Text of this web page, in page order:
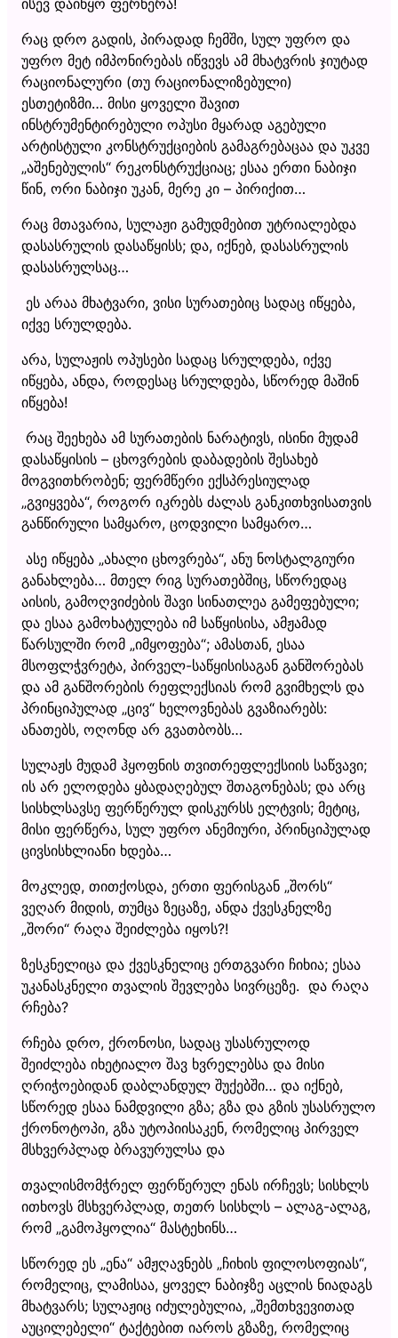
რაც დრო გადის, პირადად ჩემში, სულ უფრო და
უფრო მეტ იმპონირებას იწვევს ამ მხატვრის ჯიუტად
რაციონალური (თუ რაციონალიზებული)
ესთეტიზმი… მისი ყოველი შავით
ინსტრუმენტირებული ოპუსი მყარად აგებული
არტისტული კონსტრუქციების გამაგრებაცაა და უკვე
„აშენებულის“ რეკონსტრუქციაც; ესაა ერთი ნაბიჯი
წინ, ორი ნაბიჯი უკან, მერე კი – პირიქით…
რაც მთავარია, სულაჟი გამუდმებით უტრიალებდა
დასასრულის დასაწყისს; და, იქნებ, დასასრულის
დასასრულსაც…
ეს არაა მხატვარი, ვისი სურათებიც სადაც იწყება,
იქვე სრულდება.
არა, სულაჟის ოპუსები სადაც სრულდება, იქვე
იწყება, ანდა, როდესაც სრულდება, სწორედ მაშინ
იწყება!
რაც შეეხება ამ სურათების ნარატივს, ისინი მუდამ
დასაწყისის – ცხოვრების დაბადების შესახებ
მოგვითხრობენ; ფერმწერი ექსპრესიულად
„გვიყვება“, როგორ იკრებს ძალას განკითხვისათვის
განწირული სამყარო, ცოდვილი სამყარო…
ასე იწყება „ახალი ცხოვრება“, ანუ ნოსტალგიური
განახლება… მთელ რიგ სურათებშიც, სწორედაც
აისის, გამოღვიძების შავი სინათლეა გამეფებული;
და ესაა გამოხატულება იმ საწყისისა, ამჟამად
წარსულში რომ „იმყოფება“; ამასთან, ესაა
მსოფლჭვრეტა, პირველ-საწყისისაგან განშორებას
და ამ განშორების რეფლექსიას რომ გვიმხელს და
პრინციპულად „ცივ“ ხელოვნებას გვაზიარებს:
ანათებს, ოღონდ არ გვათბობს…
სულაჟს მუდამ ჰყოფნის თვითრეფლექსიის საწვავი;
ის არ ელოდება ყბადაღებულ შთაგონებას; და არც
სისხლსავსე ფერწერულ დისკურსს ელტვის; მეტიც,
მისი ფერწერა, სულ უფრო ანემიური, პრინციპულად
ცივსისხლიანი ხდება…
მოკლედ, თითქოსდა, ერთი ფერისგან „შორს“
ვეღარ მიდის, თუმცა ზეცაზე, ანდა ქვესკნელზე
„შორი“ რაღა შეიძლება იყოს?!
ზესკნელიცა და ქვესკნელიც ერთგვარი ჩიხია; ესაა
უკანასკნელი თვალის შევლება სივრცეზე. და რაღა
რჩება?
რჩება დრო, ქრონოსი, სადაც უსასრულოდ
შეიძლება იხეტიალო შავ ხვრელებსა და მისი
ღრიჭოებიდან დაბლანდულ შუქებში… და იქნებ,
სწორედ ესაა ნამდვილი გზა; გზა და გზის უსასრულო
ქრონოტოპი, გზა უტოპიისაკენ, რომელიც პირველ
მსხვერპლად ბრავურულსა და
თვალისმომჭრელ ფერწერულ ენას ირჩევს; სისხლს
ითხოვს მსხვერპლად, თეთრ სისხლს – ალაგ-ალაგ,
რომ „გამოჰყოლია“ მასტეხინს…
სწორედ ეს „ენა“ ამჟღავნებს „ჩიხის ფილოსოფიას“,
რომელიც, ლამისაა, ყოველ ნაბიჯზე აცლის ნიადაგს
მხატვარს; სულაჟიც იძულებულია, „შემთხვევითად
აუცილებელი“ ტაქტებით იაროს გზაზე, რომელიც